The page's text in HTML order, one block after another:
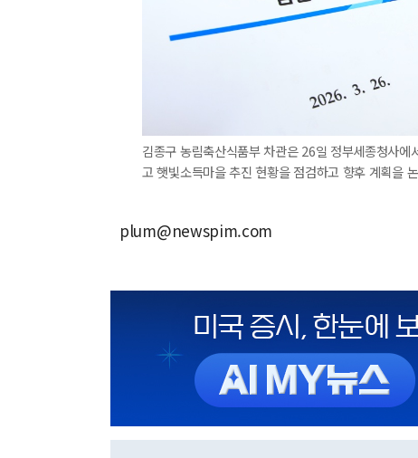
김종구 농림축산식품부 차관은 26일 정부세종청사
고 햇빛소득마을 추진 현황을 점검하고 향후 계획을
plum@newspim.com